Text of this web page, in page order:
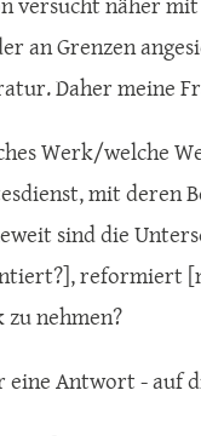
an Grenzen
Daher meine
Werk/welche
mit deren
sind die
reformiert
zu nehmen?
eine Antwort - auf